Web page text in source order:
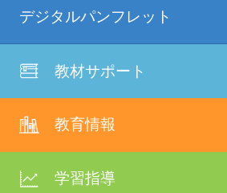
デジタルパンフレット
教材サポート
教育情報
学習指導